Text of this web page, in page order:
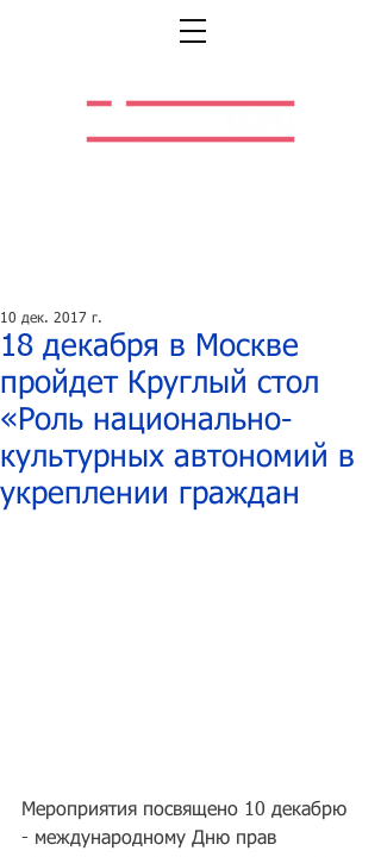
18 декабря в Москве
пройдет Круглый стол
«Роль национально-
культурных автономий в
укреплении граждан
10 дек. 2017 г.
Мероприятия посвящено 10 декабрю
- международному Дню прав